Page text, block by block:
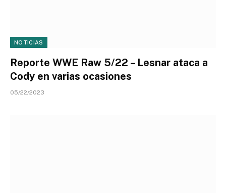
NOTICIAS
Reporte WWE Raw 5/22 – Lesnar ataca a
Cody en varias ocasiones
05/22/2023